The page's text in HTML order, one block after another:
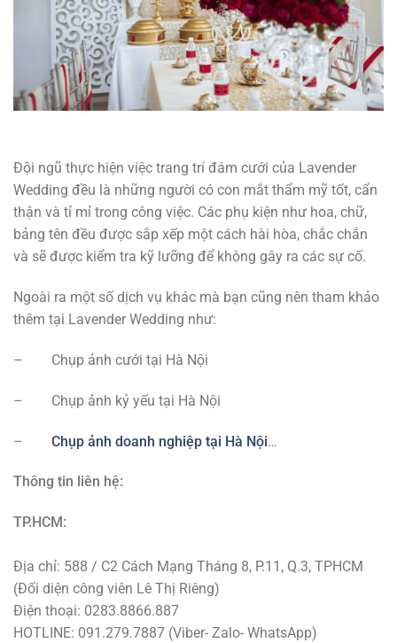
Đội ngũ thực hiện việc trang trí đám cưới của Lavender
Wedding đều là những người có con mắt thẩm mỹ tốt, cẩn
thận và tỉ mỉ trong công việc. Các phụ kiện như hoa, chữ,
bảng tên đều được sắp xếp một cách hài hòa, chắc chắn
và sẽ được kiểm tra kỹ lưỡng để không gây ra các sự cố.
Ngoài ra một số dịch vụ khác mà bạn cũng nên tham khảo
thêm tại Lavender Wedding như:
– Chụp ảnh cưới tại Hà Nội
– Chụp ảnh kỷ yếu tại Hà Nội
– Chụp ảnh doanh nghiệp tại Hà Nội…
Thông tin liên hệ:
TP.HCM:
Địa chỉ: 588 / C2 Cách Mạng Tháng 8, P.11, Q.3, TPHCM
(Đối diện công viên Lê Thị Riêng)
Điện thoại: 0283.8866.887
HOTLINE: 091.279.7887 (Viber- Zalo- WhatsApp)